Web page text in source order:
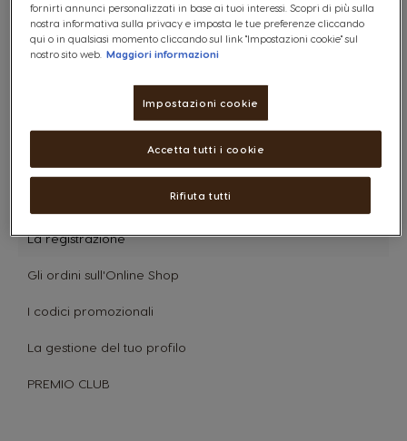
risposta
(consegna,
etc.)
Categorie:
La macchina
Le capsule
La preparazione delle bevande
La registrazione
Gli ordini sull'Online Shop
I codici promozionali
La gestione del tuo profilo
PREMIO CLUB
fornirti annunci personalizzati in base ai tuoi interessi. Scopri di più sulla
nostra informativa sulla privacy e imposta le tue preferenze cliccando
qui o in qualsiasi momento cliccando sul link "Impostazioni cookie" sul
nostro sito web. Maggiori informazioni
Impostazioni cookie
Rifiuta tutti
Accetta tutti i cookie